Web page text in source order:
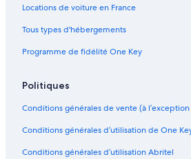
e
i
e
Locations de voiture en France
Tous types d'hébergements
Programme de fidélité One Key
Politiques
Conditions générales de vente (à
Conditions générales d’utilisation de One
Conditions générales d’utilisation Abritel